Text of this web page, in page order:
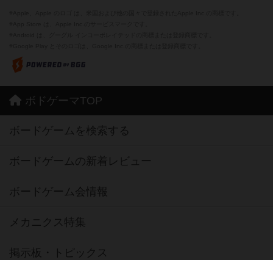
ボドゲーマTOP
ボードゲームを検索する
ボードゲームの新着レビュー
ボードゲーム会情報
メカニクス特集
掲示板・トピックス